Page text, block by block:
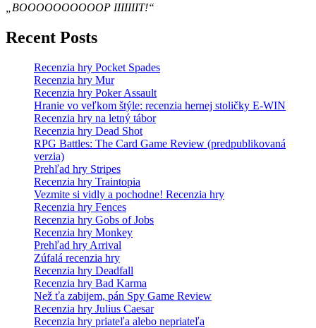
„BOOOOOOOOOOP IIIIIIIT!“
Recent Posts
Recenzia hry Pocket Spades
Recenzia hry Mur
Recenzia hry Poker Assault
Hranie vo veľkom štýle: recenzia hernej stoličky E-WIN
Recenzia hry na letný tábor
Recenzia hry Dead Shot
RPG Battles: The Card Game Review (predpublikovaná
verzia)
Prehľad hry Stripes
Recenzia hry Traintopia
Vezmite si vidly a pochodne! Recenzia hry
Recenzia hry Fences
Recenzia hry Gobs of Jobs
Recenzia hry Monkey
Prehľad hry Arrival
Zúfalá recenzia hry
Recenzia hry Deadfall
Recenzia hry Bad Karma
Než ťa zabijem, pán Spy Game Review
Recenzia hry Julius Caesar
Recenzia hry priateľa alebo nepriateľa